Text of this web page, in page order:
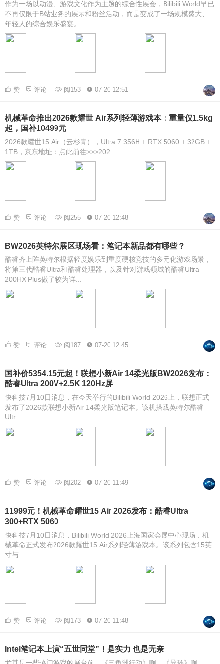
作为一场以动漫、游戏文化作为主题的综合性展会，Bilibili World早已
不再仅限于B站业务的展示和粉丝活动，而是变成了一场规模盛大、
年轻人的综合娱乐盛宴。...
赞 评论 阅153 07-20 12:51
机械革命推出2026款耀世 Air系列轻薄游戏本：重量仅1.5kg
起，国补10499元
2026款耀世15 Air（云杉青），Ultra 7 356H + RTX 5060 + 32GB +
1TB，京东地址：点此前往>>>202...
赞 评论 阅255 07-20 12:48
BW2026英特尔展区现场看：笔记本新品都有哪些？
酷睿齐上阵英特尔根据轻度娱乐到重度硬核竞技的多元化游戏场景，
将第三代酷睿Ultra和酷睿处理器，以及针对游戏领域的酷睿Ultra
200HX Plus做了较为详...
赞 评论 阅187 07-20 12:45
国补价5354.15元起！联想小新Air 14柔光版BW2026发布：
酷睿Ultra 200V+2.5K 120Hz屏
快科技7月10日消息，在今天举行的Bilibili World 2026上，联想正式
发布了2026款联想小新Air 14柔光版笔记本。该机搭载英特尔酷睿
Ultr...
赞 评论 阅202 07-20 11:49
11999元！机械革命耀世15 Air 2026发布：酷睿Ultra
300+RTX 5060
快科技7月10日消息，Bilibili World 2026上海国家会展中心现场，机
械革命正式发布2026款耀世15 Air系列轻薄游戏本。该系列包含15英
寸与...
赞 评论 阅173 07-20 11:48
Intel笔记本上演“五世同堂”！是实力 也是无奈